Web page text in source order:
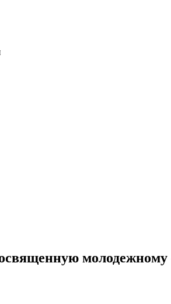
молодежному